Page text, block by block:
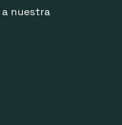
nuestra